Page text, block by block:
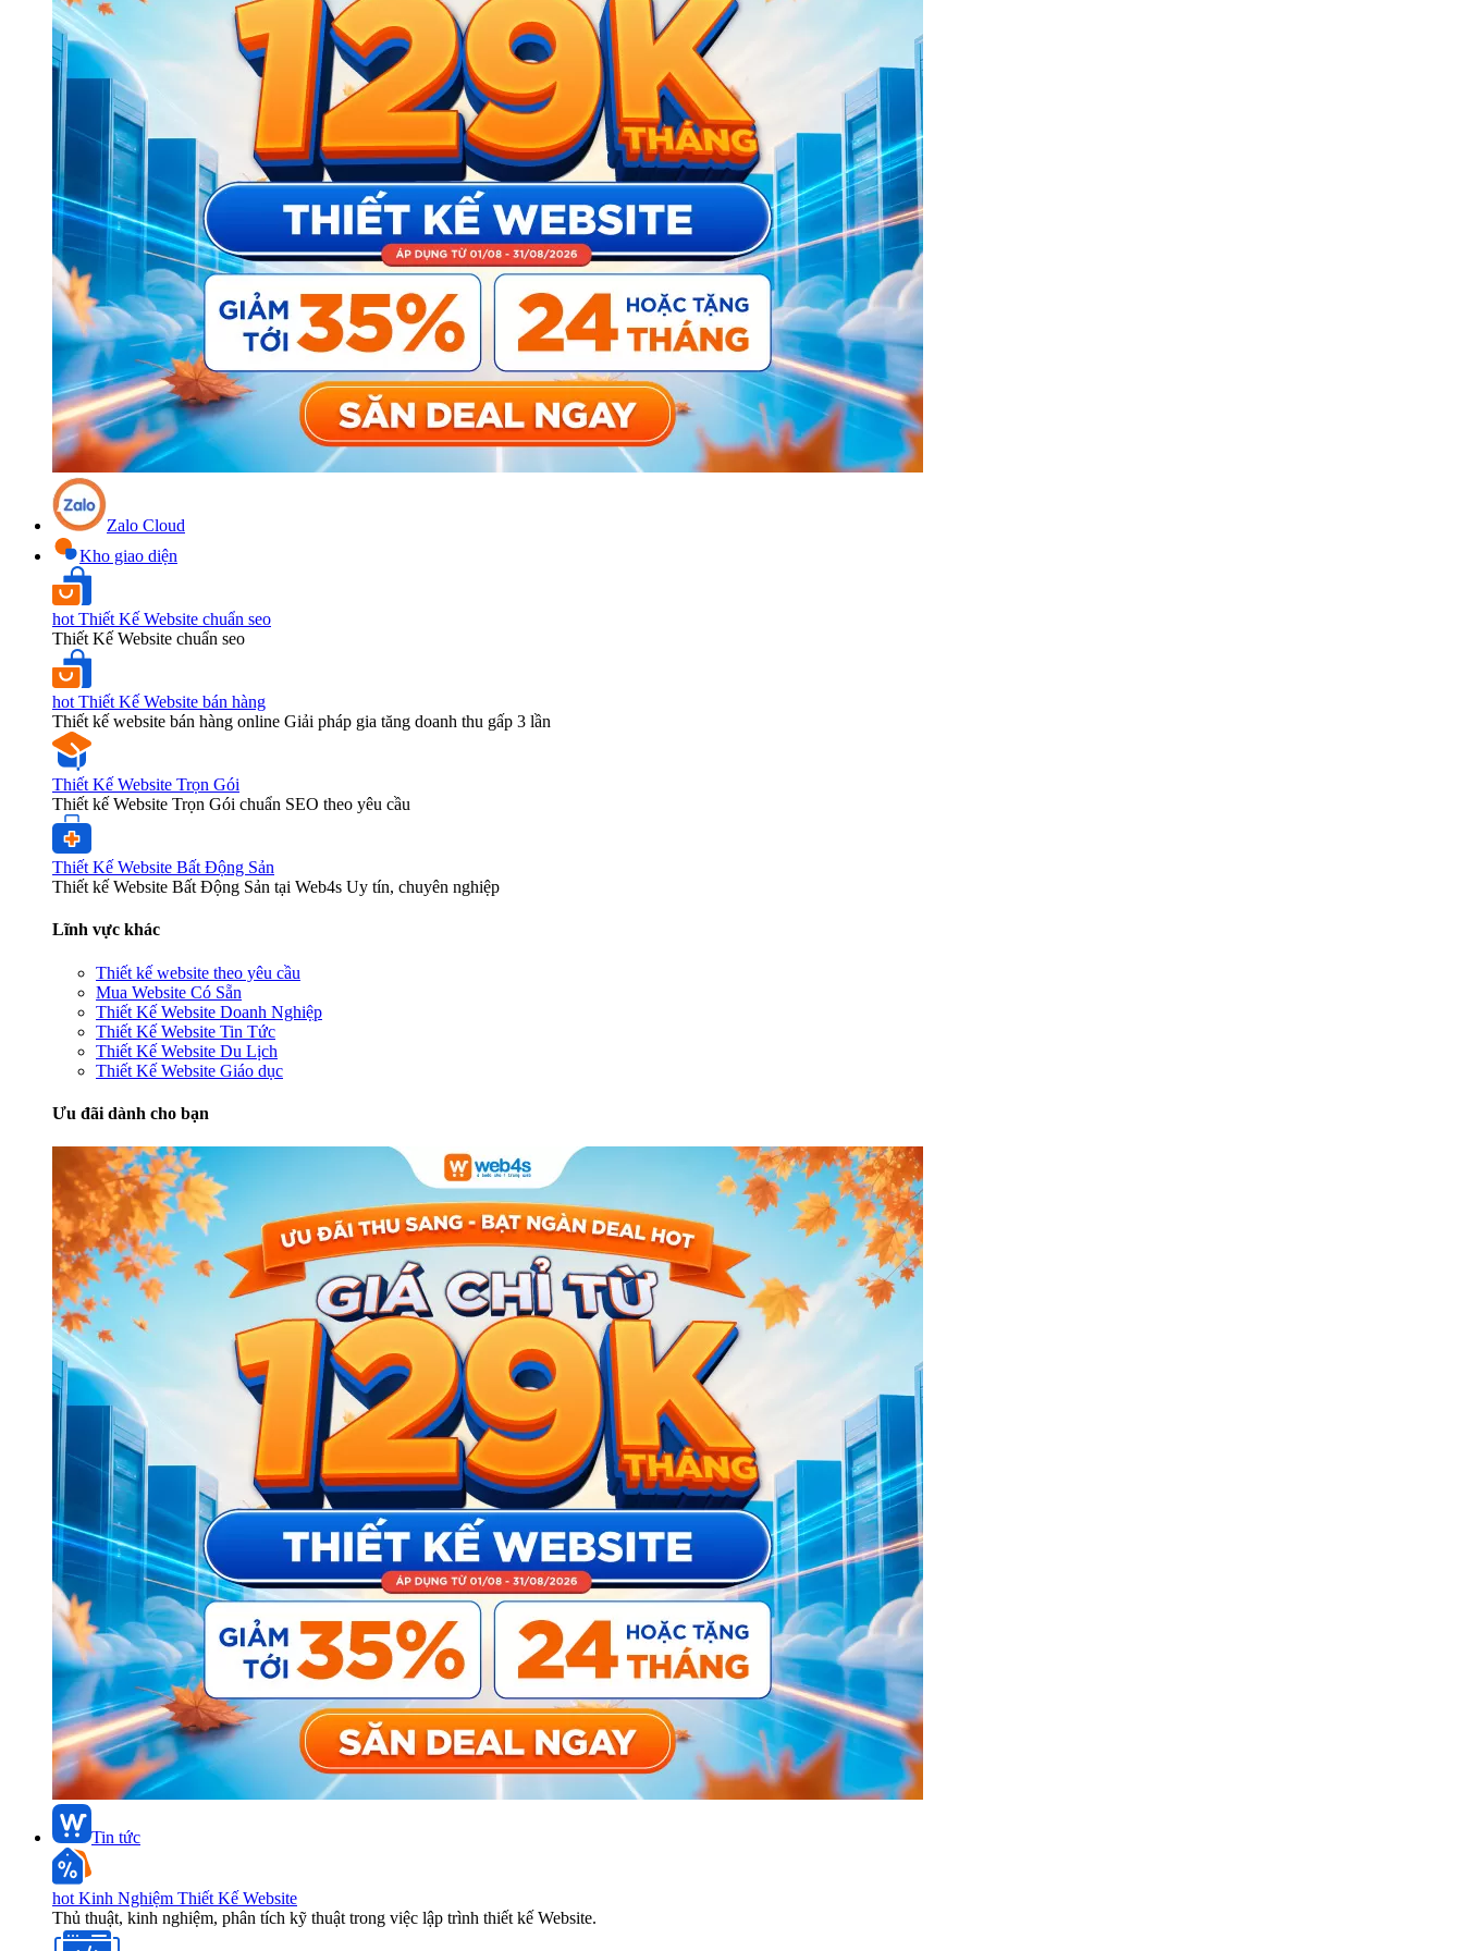
Zalo Cloud
Kho giao diện
hot Thiết Kế Website chuẩn seo
Thiết Kế Website chuẩn seo
hot Thiết Kế Website bán hàng
Thiết kế website bán hàng online Giải pháp gia tăng doanh thu gấp 3 lần
Thiết Kế Website Trọn Gói
Thiết kế Website Trọn Gói chuẩn SEO theo yêu cầu
Thiết Kế Website Bất Động Sản
Thiết kế Website Bất Động Sản tại Web4s Uy tín, chuyên nghiệp
Lĩnh vực khác
Thiết kế website theo yêu cầu
Mua Website Có Sẵn
Thiết Kế Website Doanh Nghiệp
Thiết Kế Website Tin Tức
Thiết Kế Website Du Lịch
Thiết Kế Website Giáo dục
Ưu đãi dành cho bạn
Tin tức
hot Kinh Nghiệm Thiết Kế Website
Thủ thuật, kinh nghiệm, phân tích kỹ thuật trong việc lập trình thiết kế Website.